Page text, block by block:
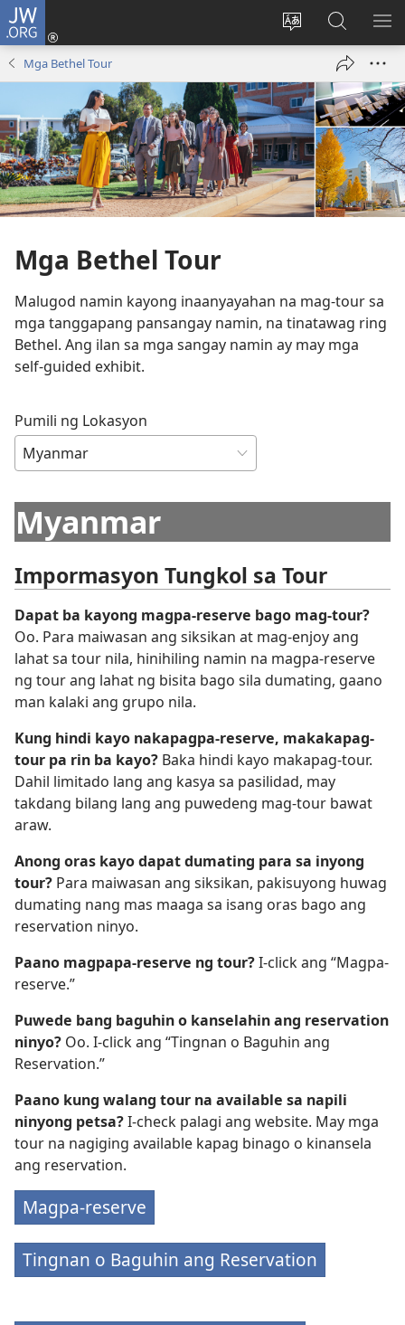
JW.ORG
Baguhin
ng
site
Mag-
log
bubukas
na
bagong
window)
sa
JW.ORG
Mga Bethel Tour
Mga Bethel Tour
Malugod namin kayong inaanyayahan na mag-tour sa
mga tanggapang pansangay namin, na tinatawag ring
Bethel. Ang ilan sa mga sangay namin ay may mga
self-guided exhibit.
Pumili ng Lokasyon
Myanmar
Impormasyon Tungkol sa Tour
Dapat ba kayong magpa-reserve bago mag-tour?
Oo. Para maiwasan ang siksikan at mag-enjoy ang
lahat sa tour nila, hinihiling namin na magpa-reserve
ng tour ang lahat ng bisita bago sila dumating, gaano
man kalaki ang grupo nila.
Kung hindi kayo nakapagpa-reserve, makakapag-
tour pa rin ba kayo? Baka hindi kayo makapag-tour.
Dahil limitado lang ang kasya sa pasilidad, may
takdang bilang lang ang puwedeng mag-tour bawat
araw.
Anong oras kayo dapat dumating para sa inyong
tour? Para maiwasan ang siksikan, pakisuyong huwag
dumating nang mas maaga sa isang oras bago ang
reservation ninyo.
Paano magpapa-reserve ng tour?I-click ang “Magpa-
reserve.”
Puwede bang baguhin o kanselahin ang reservation
ninyo? Oo. I-click ang “Tingnan o Baguhin ang
Reservation.”
Paano kung walang tour na available sa napili
ninyong petsa?I-check palagi ang website. May mga
tour na nagiging available kapag binago o kinansela
ang reservation.
Magpa-reserve
Tingnan o Baguhin ang Reservation